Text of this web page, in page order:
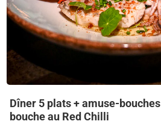
Dîner 5 plats + amuse-
bouche au Red Chilli